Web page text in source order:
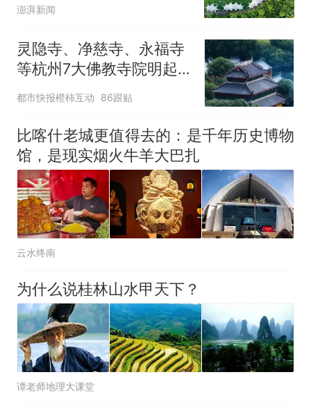
澎湃新闻
灵隐寺、净慈寺、永福寺
等杭州7大佛教寺院明起
临时关闭，别跑空了
都市快报橙柿互动 86跟贴
比喀什老城更值得去的：是千年历史博物
馆，是现实烟火牛羊大巴扎
云水终南
为什么说桂林山水甲天下？
谭老师地理大课堂